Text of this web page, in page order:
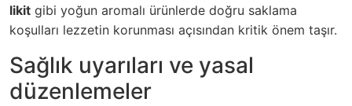
likit gibi yoğun aromalı ürünlerde doğru saklama
koşulları lezzetin korunması açısından kritik önem taşır.
Sağlık uyarıları ve yasal
düzenlemeler